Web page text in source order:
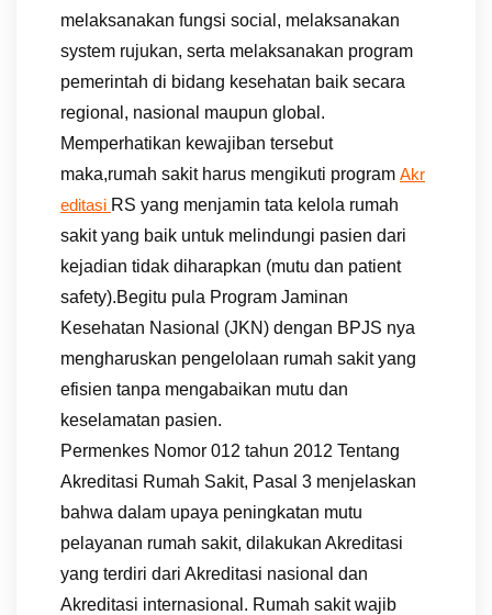
melaksanakan fungsi social, melaksanakan
system rujukan, serta melaksanakan program
pemerintah di bidang kesehatan baik secara
regional, nasional maupun global.
Memperhatikan kewajiban tersebut
maka,rumah sakit harus mengikuti program Akr
editasi RS yang menjamin tata kelola rumah
sakit yang baik untuk melindungi pasien dari
kejadian tidak diharapkan (mutu dan patient
safety).Begitu pula Program Jaminan
Kesehatan Nasional (JKN) dengan BPJS nya
mengharuskan pengelolaan rumah sakit yang
efisien tanpa mengabaikan mutu dan
keselamatan pasien.
Permenkes Nomor 012 tahun 2012 Tentang
Akreditasi Rumah Sakit, Pasal 3 menjelaskan
bahwa dalam upaya peningkatan mutu
pelayanan rumah sakit, dilakukan Akreditasi
yang terdiri dari Akreditasi nasional dan
Akreditasi internasional. Rumah sakit wajib